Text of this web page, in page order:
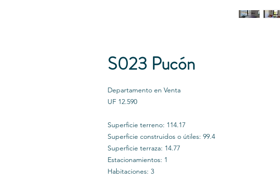
S023 Pucón
Departamento en Venta
UF 12.590
Superficie terreno: 114.17
Superficie construidos o útiles: 99.4
Superficie terraza: 14.77
Estacionamientos: 1
Habitaciones: 3